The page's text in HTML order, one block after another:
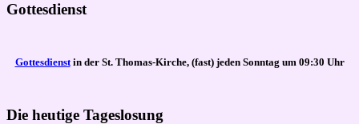
Gottesdienst
Gottesdienstin der St. Thomas-Kirche, (fast) jeden Sonntag um 09:30 Uhr
Die heutige Tageslosung